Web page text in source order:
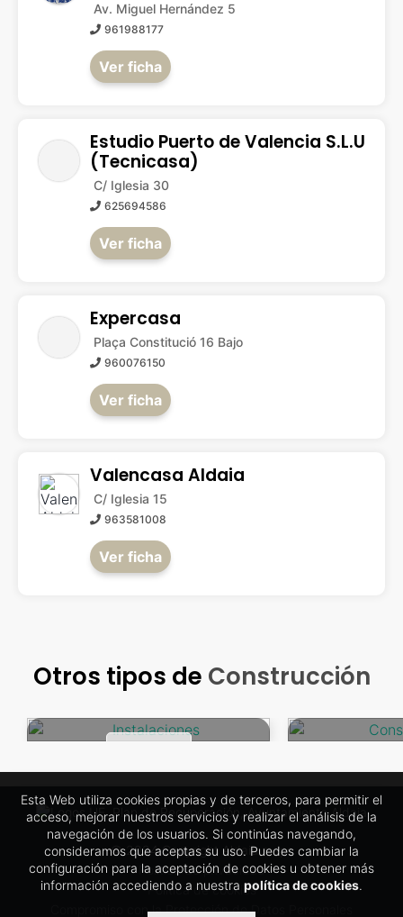
Av. Miguel Hernández 5
961988177
Ver ficha
Estudio Puerto de Valencia S.L.U
(Tecnicasa)
C/ Iglesia 30
625694586
Ver ficha
Expercasa
Plaça Constitució 16 Bajo
960076150
Ver ficha
Valencasa Aldaia
C/ Iglesia 15
963581008
Ver ficha
Otros tipos de Construcción
© 2024 Copyright Aldaia maps
Política de privacidad
Política de cookies
Compromiso con la Protección de Datos Personales
Esta Web utiliza cookies propias y de terceros, para permitir el
acceso, mejorar nuestros servicios y realizar el análisis de la
navegación de los usuarios. Si continúas navegando,
consideramos que aceptas su uso. Puedes cambiar la
configuración para la aceptación de cookies u obtener más
información accediendo a nuestra política de cookies.